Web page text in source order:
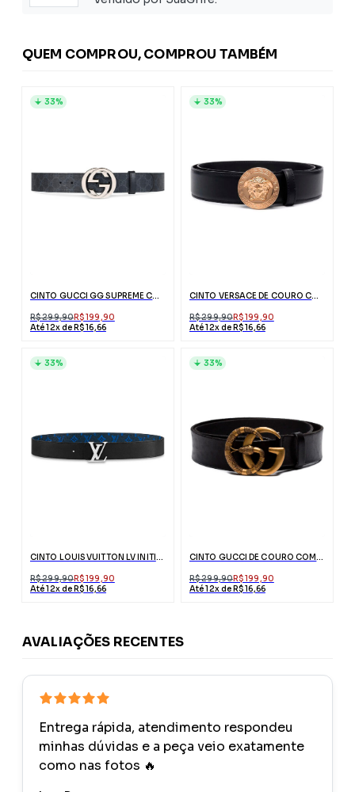
QUEM COMPROU, COMPROU TAMBÉM
CINTO GUCCI GG SUPREME COM FIVELA G
R$ 299,90R$ 199,90
Até 12x de R$ 16,66
33%
CINTO VERSACE DE COURO COM MEDUSA PRETO
R$ 299,90R$ 199,90
Até 12x de R$ 16,66
33%
CINTO LOUIS VUITTON LV INITIALES REVERSÍVEL AZUL
R$ 299,90R$ 199,90
Até 12x de R$ 16,66
33%
CINTO GUCCI DE COURO COM FIVELA DUPLO G DE COBRA
R$ 299,90R$ 199,90
Até 12x de R$ 16,66
33%
AVALIAÇÕES RECENTES
Entrega rápida, atendimento respondeu
minhas dúvidas e a peça veio exatamente
como nas fotos 🔥